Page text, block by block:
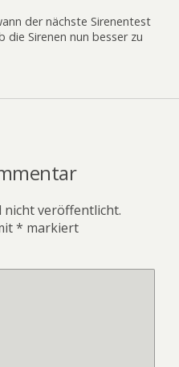
der nächste Sirenentest
die Sirenen nun besser zu
nicht veröffentlicht.
* markiert